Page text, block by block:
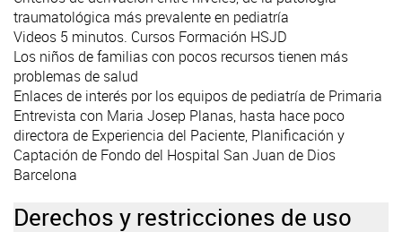
traumatológica más prevalente en pediatría
Videos 5 minutos. Cursos Formación HSJD
Los niños de familias con pocos recursos tienen más
problemas de salud
Enlaces de interés por los equipos de pediatría de Primaria
Entrevista con Maria Josep Planas, hasta hace poco
directora de Experiencia del Paciente, Planificación y
Captación de Fondo del Hospital San Juan de Dios
Barcelona
Derechos y restricciones de uso